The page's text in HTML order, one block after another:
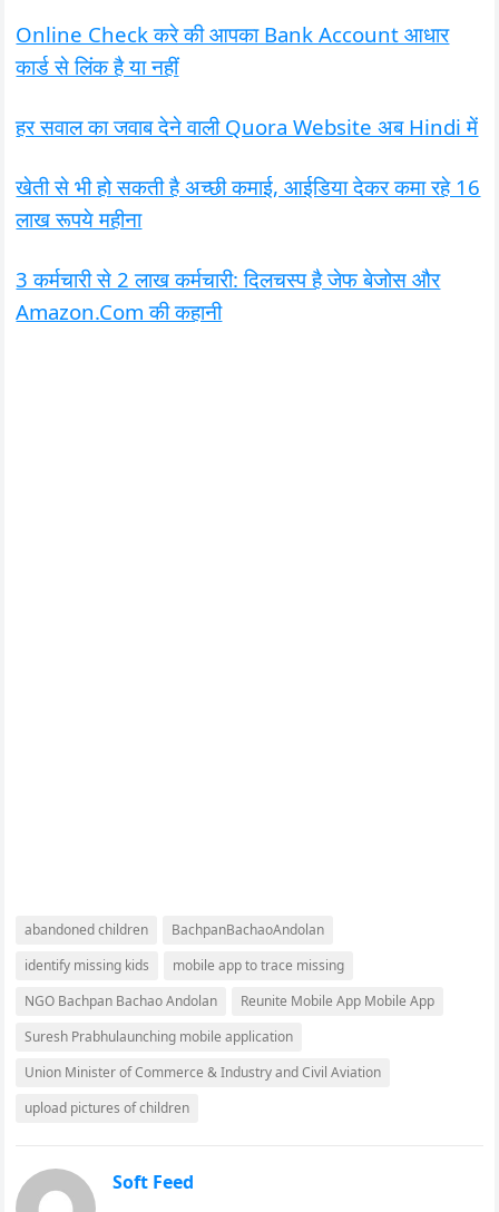
Online Check करे की आपका Bank Account आधार
कार्ड से लिंक है या नहीं
हर सवाल का जवाब देने वाली Quora Website अब Hindi में
खेती से भी हो सकती है अच्छी कमाई, आईडिया देकर कमा रहे 16
लाख रूपये महीना
3 कर्मचारी से 2 लाख कर्मचारी: दिलचस्प है जेफ बेजोस और
Amazon.Com की कहानी
abandoned children
BachpanBachaoAndolan
identify missing kids
mobile app to trace missing
NGO Bachpan Bachao Andolan
Reunite Mobile App Mobile App
Suresh Prabhulaunching mobile application
Union Minister of Commerce & Industry and Civil Aviation
upload pictures of children
Soft Feed